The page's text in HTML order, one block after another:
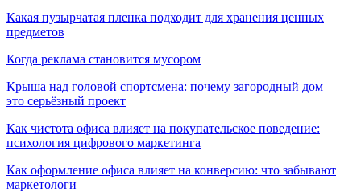
Какая пузырчатая пленка подходит для хранения ценных
предметов
Когда реклама становится мусором
Крыша над головой спортсмена: почему загородный дом —
это серьёзный проект
Как чистота офиса влияет на покупательское поведение:
психология цифрового маркетинга
Как оформление офиса влияет на конверсию: что забывают
маркетологи